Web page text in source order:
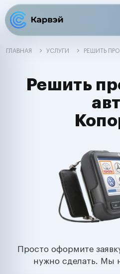
ГЛАВНАЯ УСЛУГИ РЕШИТЬ
Решить
Просто оформите
нужно сделать. Мы